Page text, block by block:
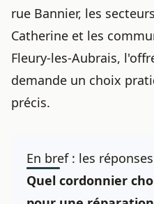
rue Bannier, les
Catherine et les
Fleury-les-Aubrais,
demande un choix
précis.
En bref : les
Quel cordonnier